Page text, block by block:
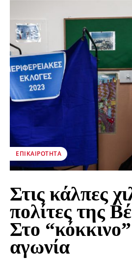
ΕΠΙΚΑΙΡΌΤΗΤΑ
Στις κάλπες
πολίτες της
Στο
αγωνία